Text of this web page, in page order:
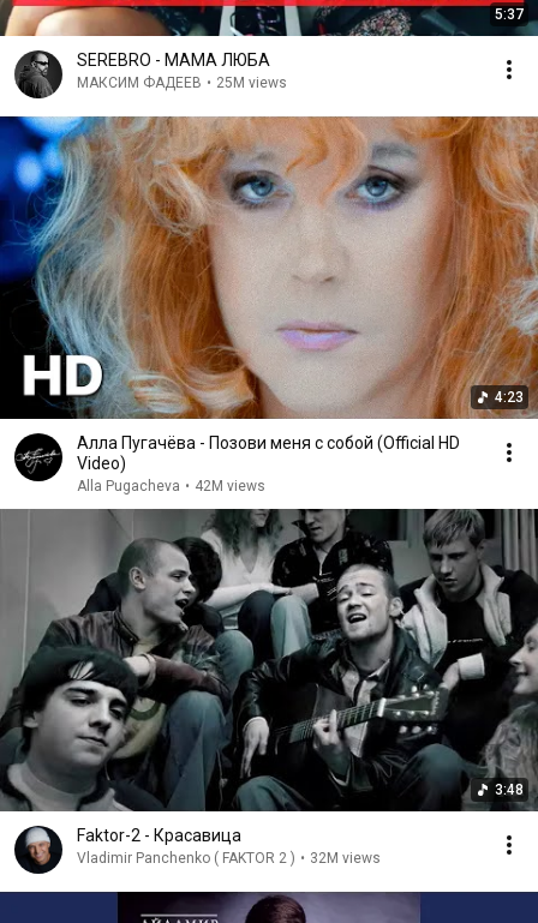
5:37
SEREBRO - МАМА ЛЮБА
МАКСИМ ФАДЕЕВ • 25M views
4:23
Алла Пугачёва - Позови меня с собой (Official HD
Video)
Alla Pugacheva • 42M views
3:48
Faktor-2 - Красавица
Vladimir Panchenko ( FAKTOR 2 ) • 32M views